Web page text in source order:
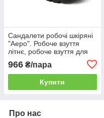
Сандалети робочі шкіряні
"Аеро". Робоче взуття
літнє, робоче взуття для
966 ₴/пара
Купити
Про нас